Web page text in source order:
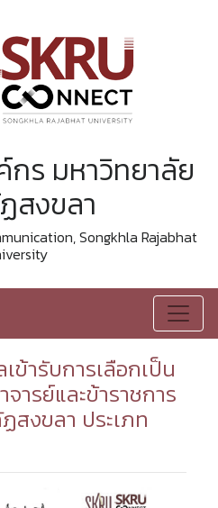
ร มหาวิทยาลัย
สงขลา
Songkhla Rajabhat
ข้ารับการเลือกเป็น
ารย์และข้าราชการ
สงขลา ประเภท